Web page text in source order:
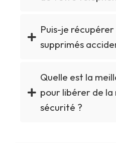
Puis-je
supprimés
Quelle est la
pour libérer de
sécurité ?